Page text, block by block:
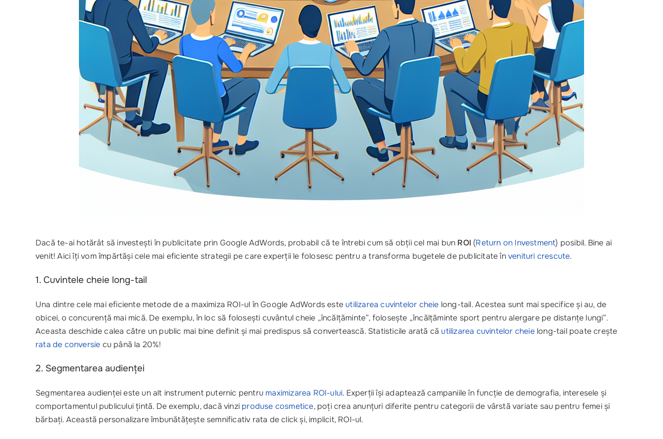
Dacă te-ai hotărât să investești în publicitate prin Google AdWords, probabil că te întrebi cum să obții cel mai bun ROI (Return on Investment) posibil. Bine ai
venit! Aici îți vom împărtăși cele mai eficiente strategii pe care experții le folosesc pentru a transforma bugetele de publicitate învenituri crescute.
1. Cuvintele cheie long-tail
Una dintre cele mai eficiente metode de a maximiza ROI-ul în Google AdWords este utilizarea cuvintelor cheie long-tail. Acestea sunt mai specifice și au, de
obicei, o concurență mai mică. De exemplu, în loc să folosești cuvântul cheie „încălțăminte”, folosește „încălțăminte sport pentru alergare pe distanțe lungi”.
Aceasta deschide calea către un public mai bine definit și mai predispus să convertească. Statisticile arată că utilizarea cuvintelor cheielong-tail poate crește
rata de conversie cu până la 20%!
2. Segmentarea audienței
Segmentarea audienței este un alt instrument puternic pentru maximizarea ROI-ului. Experții își adaptează campaniile în funcție de demografia, interesele și
comportamentul publicului țintă. De exemplu, dacă vinzi produse cosmetice, poți crea anunțuri diferite pentru categorii de vârstă variate sau pentru femei și
bărbați. Această personalizare îmbunătățește semnificativ rata de click și, implicit, ROI-ul.